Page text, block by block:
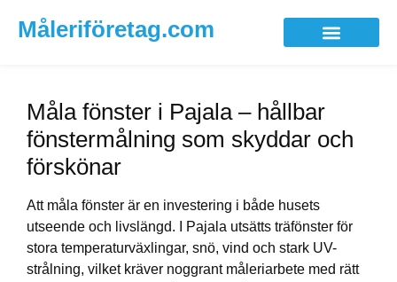
Måleriföretag.com
Måla fönster i Pajala – hållbar
fönstermålning som skyddar och
förskönar
Att måla fönster är en investering i både husets
utseende och livslängd. I Pajala utsätts träfönster för
stora temperaturväxlingar, snö, vind och stark UV-
strålning, vilket kräver noggrant måleriarbete med rätt